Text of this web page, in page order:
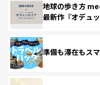
地球の歩き方
最新作『オデュッ
準備も滞在もス